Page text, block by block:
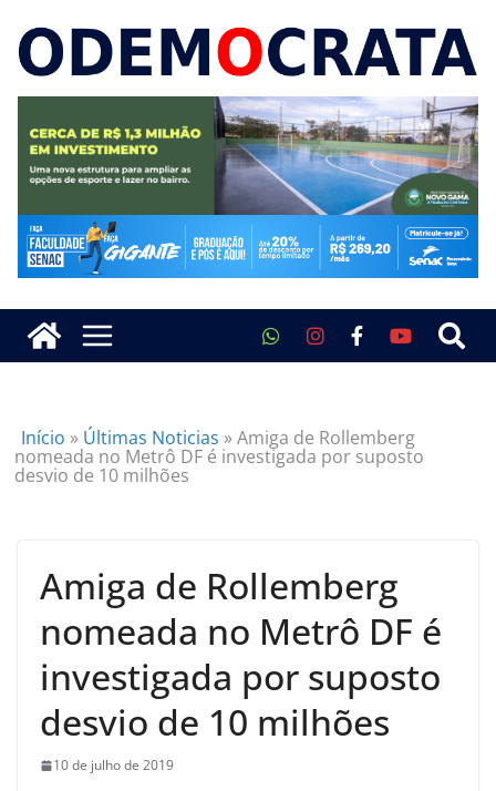
Início » Últimas Noticias »Amiga de Rollemberg
nomeada no Metrô DF é investigada por suposto
desvio de 10 milhões
Amiga de Rollemberg
nomeada no Metrô DF é
investigada por suposto
desvio de 10 milhões
10 de julho de 2019